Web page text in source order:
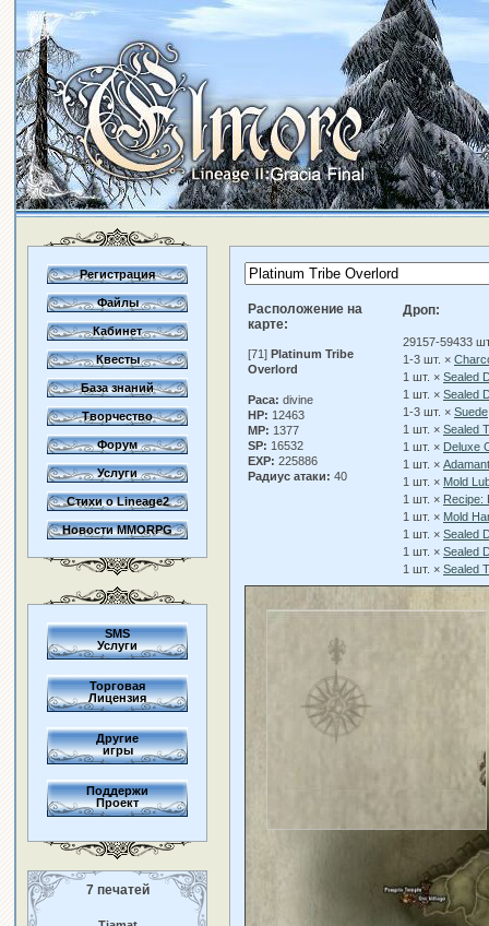
Регистрация
Файлы
Кабинет
Квесты
База знаний
Творчество
Форум
Услуги
Стихи о Lineage2
Новости MMORPG
SMS
Услуги
Торговая
Лицензия
Другие
игры
Поддержи
Проект
7 печатей
Расположение на
карте:
[71] Platinum Tribe
Overlord
Раса: divine
HP: 12463
MP: 1377
SP: 16532
EXP: 225886
Радиус атаки: 40
Дроп:
29157-59433
1-3 шт. ×
1 шт. × Sealed
1 шт. × Sealed
1-3 шт. × Suede
1 шт. × Sealed
1 шт. × Deluxe
1 шт. ×
1 шт. × Mold
1 шт. × Recipe:
1 шт. × Mold
1 шт. × Sealed
1 шт. × Sealed
1 шт. × Sealed